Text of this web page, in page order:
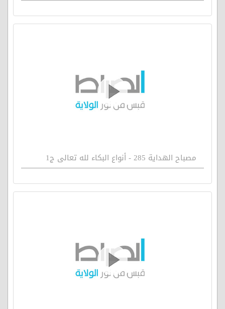
مصباح الهداية 285 - أنواع البكاء لله تعالى ج1